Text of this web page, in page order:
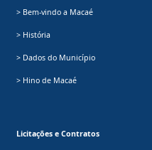
> Bem-vindo a Macaé
> História
> Dados do Município
> Hino de Macaé
Licitações e Contratos